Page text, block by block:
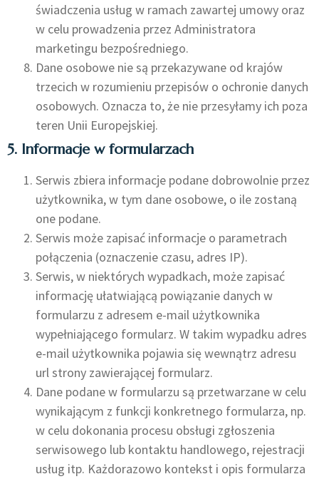
świadczenia usług w ramach zawartej umowy oraz
w celu prowadzenia przez Administratora
marketingu bezpośredniego.
Dane osobowe nie są przekazywane od krajów
trzecich w rozumieniu przepisów o ochronie danych
osobowych. Oznacza to, że nie przesyłamy ich poza
teren Unii Europejskiej.
5. Informacje w formularzach
Serwis zbiera informacje podane dobrowolnie przez
użytkownika, w tym dane osobowe, o ile zostaną
one podane.
Serwis może zapisać informacje o parametrach
połączenia (oznaczenie czasu, adres IP).
Serwis, w niektórych wypadkach, może zapisać
informację ułatwiającą powiązanie danych w
formularzu z adresem e-mail użytkownika
wypełniającego formularz. W takim wypadku adres
e-mail użytkownika pojawia się wewnątrz adresu
url strony zawierającej formularz.
Dane podane w formularzu są przetwarzane w celu
wynikającym z funkcji konkretnego formularza, np.
w celu dokonania procesu obsługi zgłoszenia
serwisowego lub kontaktu handlowego, rejestracji
usług itp. Każdorazowo kontekst i opis formularza